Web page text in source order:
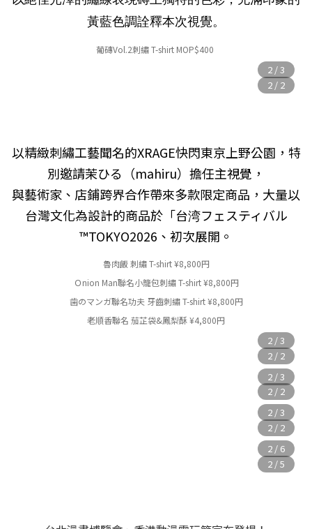
黃藍色調詮釋本次視覺。
葡磚Vol.2刺繡 T-shirt MOP$400
以精緻刺繡工藝聞名的XRAGE快閃東京上野公園，特
別邀請茉ひる（mahiru）擔任主視覺，
與藝術家、店鋪跨界合作帶來多款限定商品，大量以
台灣文化為設計的商品於「台湾フェスティバル
™TOKYO2026、初次展開。
魯肉飯 刺繡 T-shirt¥8,800円
Ｏnion Man聯名小籠包刺繡 T-shirt¥8,800円
歯のマンガ聯名功夫 牙齒刺繡 T-shirt¥8,800円
老順香聯名 茄芷袋&鳳梨酥¥4,800円